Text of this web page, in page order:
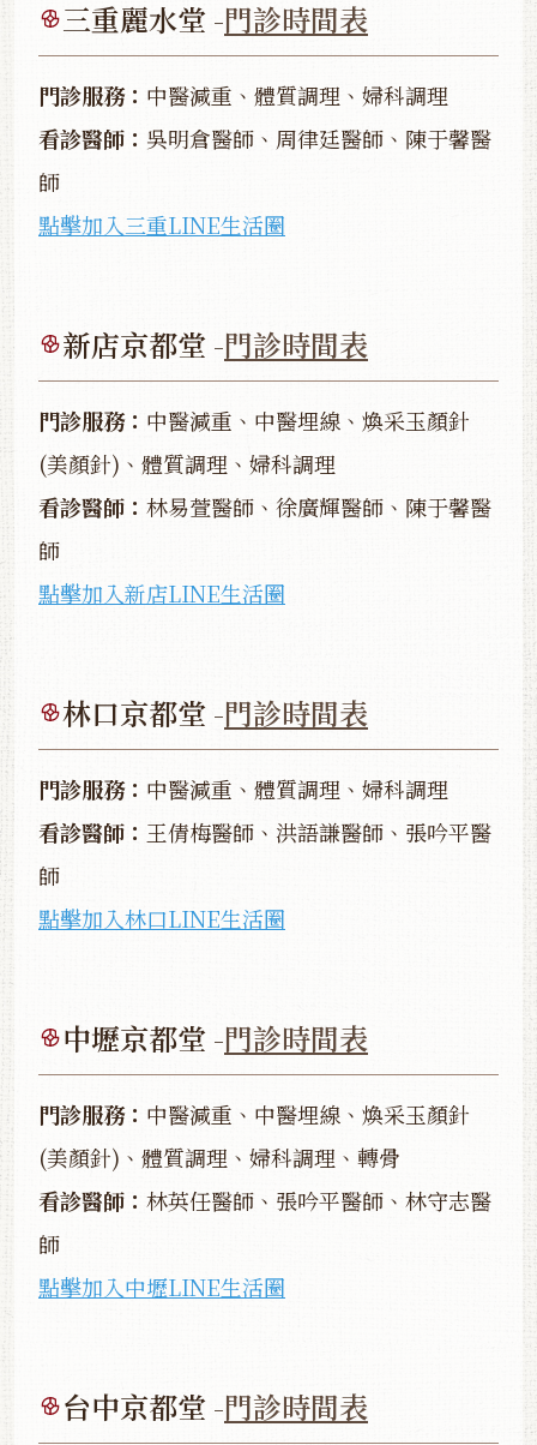
三重麗水堂 -門診時間表
門診服務： 中醫減重、體質調理、婦科調理
看診醫師： 吳明倉醫師、周律廷醫師、陳于馨醫
師
點擊加入三重LINE生活圈
新店京都堂 -門診時間表
門診服務： 中醫減重、中醫埋線、煥采玉顏針
(美顏針)、體質調理、婦科調理
看診醫師： 林易萱醫師、徐廣輝醫師、陳于馨醫
師
點擊加入新店LINE生活圈
林口京都堂 -門診時間表
門診服務： 中醫減重、體質調理、婦科調理
看診醫師： 王倩梅醫師、洪語謙醫師、張吟平醫
師
點擊加入林口LINE生活圈
中壢京都堂 -門診時間表
門診服務： 中醫減重、中醫埋線、煥采玉顏針
(美顏針)、體質調理、婦科調理、轉骨
看診醫師： 林英任醫師、張吟平醫師、林守志醫
師
點擊加入中壢LINE生活圈
台中京都堂 -門診時間表